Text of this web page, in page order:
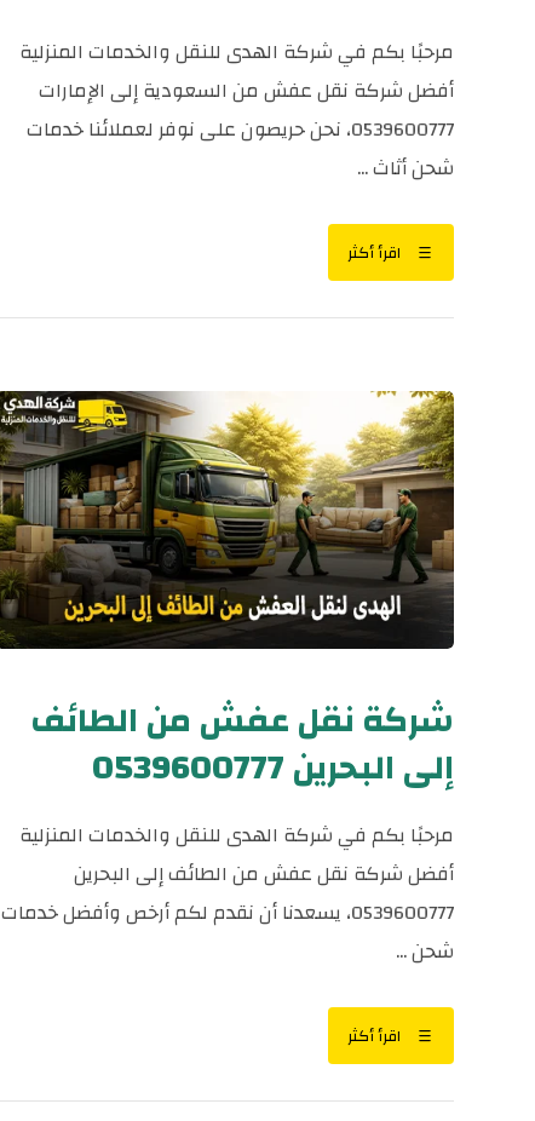
مرحبًا بكم في شركة الهدى للنقل والخدمات المنزلية
أفضل شركة نقل عفش من السعودية إلى الإمارات
0539600777، نحن حريصون على نوفر لعملائنا خدمات
شحن أثاث ...
اقرأ أكثر
شركة نقل عفش من الطائف
إلى البحرين 0539600777
مرحبًا بكم في شركة الهدى للنقل والخدمات المنزلية
أفضل شركة نقل عفش من الطائف إلى البحرين
0539600777، يسعدنا أن نقدم لكم أرخص وأفضل خدمات
شحن ...
اقرأ أكثر